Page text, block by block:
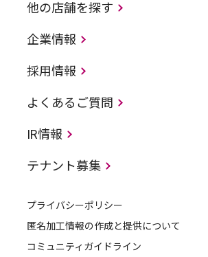
他の店舗を探す
企業情報
採用情報
よくあるご質問
IR情報
テナント募集
プライバシーポリシー
匿名加工情報の作成と提供について
コミュニティガイドライン